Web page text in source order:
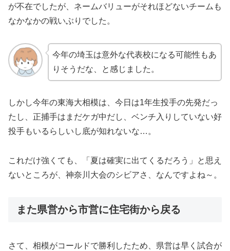
が不在でしたが、ネームバリューがそれほどないチームも
なかなかの戦いぶりでした。
今年の埼玉は意外な代表校になる可能性もあ
りそうだな、と感じました。
しかし今年の東海大相模は、今日は1年生投手の先発だっ
たし、正捕手はまだケガ中だし、ベンチ入りしていない好
投手もいるらしいし底が知れないな…。
これだけ強くても、「夏は確実に出てくるだろう」と思え
ないところが、神奈川大会のシビアさ、なんですよね～。
また県営から市営に住宅街から戻る
さて、相模がコールドで勝利したため、県営は早く試合が